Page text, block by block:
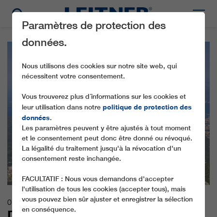
07.09.2023
Paramètres de protection des
données.
Nous utilisons des cookies sur notre site web, qui
nécessitent votre consentement.
Vous trouverez plus d´informations sur les cookies et
leur utilisation dans notre politique de protection des
données.
Les paramètres peuvent y être ajustés à tout moment
et le consentement peut donc être donné ou révoqué.
La légalité du traitement jusqu'à la révocation d'un
consentement reste inchangée.
FACULTATIF : Nous vous demandons d'accepter
l'utilisation de tous les cookies (accepter tous), mais
vous pouvez bien sûr ajuster et enregistrer la sélection
en conséquence.